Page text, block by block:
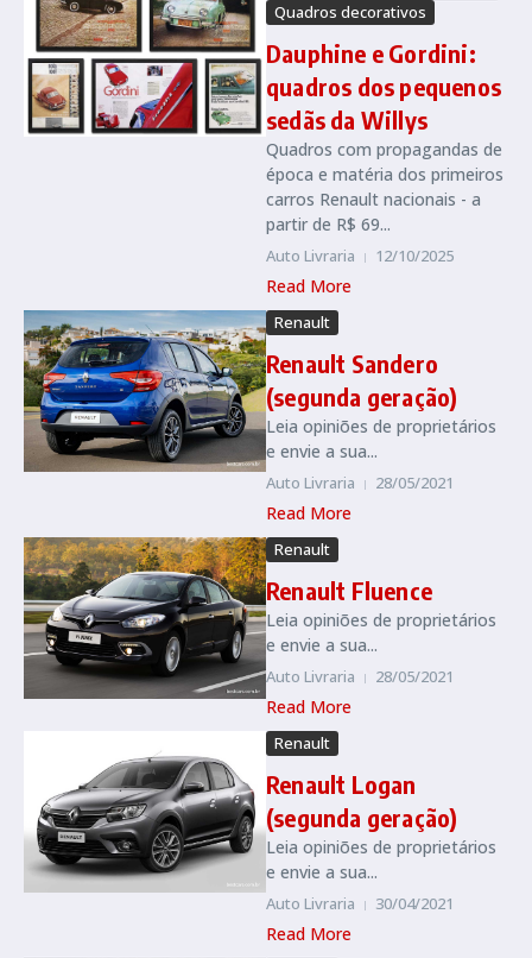
Quadros decorativos
Dauphine e Gordini:
quadros dos pequenos
sedãs da Willys
Quadros com propagandas de
época e matéria dos primeiros
carros Renault nacionais - a
partir de R$ 69...
Auto Livraria 12/10/2025
Read More
Renault
Renault Sandero
(segunda geração)
Leia opiniões de proprietários
e envie a sua...
Auto Livraria 28/05/2021
Read More
Renault
Renault Fluence
Leia opiniões de proprietários
e envie a sua...
Auto Livraria 28/05/2021
Read More
Renault
Renault Logan
(segunda geração)
Leia opiniões de proprietários
e envie a sua...
Auto Livraria 30/04/2021
Read More